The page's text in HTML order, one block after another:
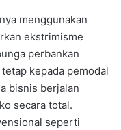
menggunakan
ekstrimisme
perbankan
kepada pemodal
bisnis berjalan
secara total.
seperti